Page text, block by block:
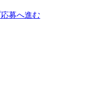
応募へ進む